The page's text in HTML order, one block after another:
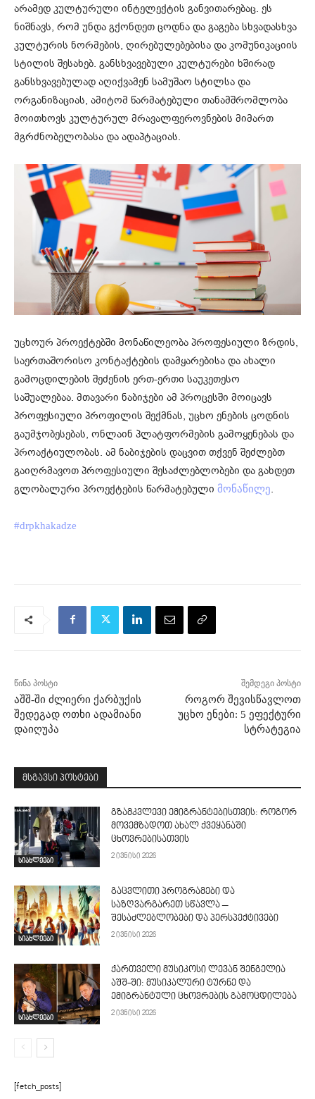
არამედ კულტურული ინტელექტის განვითარებაც. ეს
ნიშნავს, რომ უნდა გქონდეთ ცოდნა და გაგება სხვადასხვა
კულტურის ნორმების, ღირებულებებისა და კომუნიკაციის
სტილის შესახებ. განსხვავებული კულტურები ხშირად
განსხვავებულად აღიქვამენ სამუშაო სტილსა და
ორგანიზაციას, ამიტომ წარმატებული თანამშრომლობა
მოითხოვს კულტურულ მრავალფეროვნების მიმართ
მგრძნობელობასა და ადაპტაციას.
უცხოურ პროექტებში მონაწილეობა პროფესიული ზრდის,
საერთაშორისო კონტაქტების დამყარებისა და ახალი
გამოცდილების შეძენის ერთ-ერთი საუკეთესო
საშუალებაა. მთავარი ნაბიჯები ამ პროცესში მოიცავს
პროფესიული პროფილის შექმნას, უცხო ენების ცოდნის
გაუმჯობესებას, ონლაინ პლატფორმების გამოყენებას და
პროაქტიულობას. ამ ნაბიჯების დაცვით თქვენ შეძლებთ
გაიღრმავოთ პროფესიული შესაძლებლობები და გახდეთ
გლობალური პროექტების წარმატებული მონაწილე.
#drpkhakadze
წინა პოსტი
აშშ-ში ძლიერი ქარბუქის
შედეგად ოთხი ადამიანი
დაიღუპა
შემდეგი პოსტი
როგორ შევისწავლოთ
უცხო ენები: 5 ეფექტური
სტრატეგია
მსგავსი პოსტები
სიახლეები
გზამკვლევი ემიგრანტებისთვის: როგორ
მოვემზადოთ ახალ ქვეყანაში
ცხოვრებისათვის
2 ივნისი 2026
სიახლეები
გაცვლითი პროგრამები და
საზღვარგარეთ სწავლა –
შესაძლებლობები და პერსპექტივები
2 ივნისი 2026
სიახლეები
ქართველი მუსიკოსი ლევან შენგელია
აშშ-ში: მუსიკალური ტურნე და
ემიგრანტული ცხოვრების გამოცდილება
2 ივნისი 2026
[fetch_posts]